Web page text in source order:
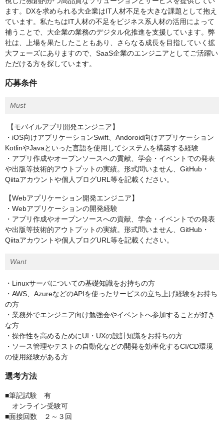
ます。DXを求められる大企業はIT人材不足を大きな課題として抱え
ています。私たちはIT人材の不足をビジネス系人材の活用によって
補うことで、大企業の業務のデジタル化推進を支援しています。弊
社は、上場を果たしたこともあり、さらなる成長を目指していく拡
大フェーズにありますので、SaaS企業のエンジニアとしてご活躍い
ただける方を探しています。
応募条件
Must
【モバイルアプリ開発エンジニア】
・iOS向けアプリケーションSwift、Andoroid向けアプリケーション
KotlinやJavaといった言語を使用してシステムを構築する経験
・アプリ作成やオープンソースへの貢献、学会・イベントでの発表
や出版等技術的アウトプットの実績。形式問いません、GitHub・
Qiitaアカウントや個人ブログURL等を記載ください。
【Webアプリケーション開発エンジニア】
・Webアプリケーションの開発経験
・アプリ作成やオープンソースへの貢献、学会・イベントでの発表
や出版等技術的アウトプットの実績。形式問いません、GitHub・
Qiitaアカウントや個人ブログURL等を記載ください。
Want
・Linuxサーバについての基礎知識をお持ちの方
・AWS、AzureなどのAPIを使ったサービスの立ち上げ経験をお持ち
の方
・業務外でエンジニア向け勉強会やイベントへ参加することが好き
な方
・操作性を高めるためにUI・UXの設計知識をお持ちの方
・ソース管理やテストの自動化などの開発を効率化するCI/CD環境
の使用経験がある方
選考方法
■筆記試験 有
オンライン受験可
■面接回数 ２～３回